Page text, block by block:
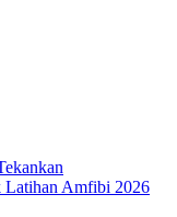
Latihan Amfibi 2026